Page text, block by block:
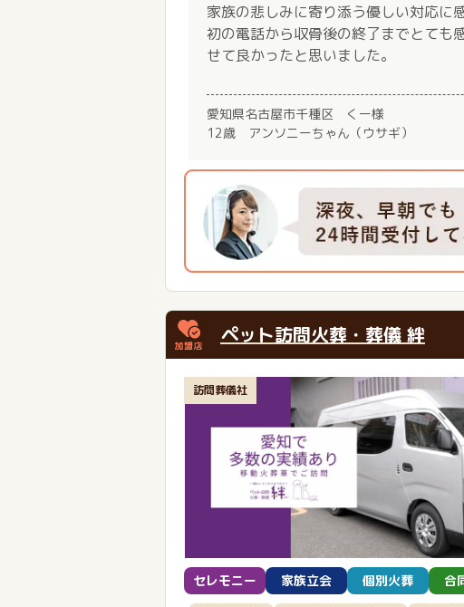
家族の悲しみに寄り添う優しい対応に
初の電話から収骨後の終了までとても
せて良かったと思いました。
愛知県名古屋市千種区 くー様
12歳 アンソニーちゃん（ウサギ）
ペット訪問火葬・葬儀 絆
訪問葬儀社
セレモニー 家族立会 個別火葬 合